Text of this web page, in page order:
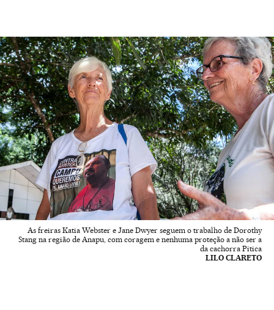
As freiras Katia Webster e Jane Dwyer seguem o trabalho de Dorothy
Stang na região de Anapu, com coragem e nenhuma proteção a não ser a
da cachorra Pitica
LILO CLARETO